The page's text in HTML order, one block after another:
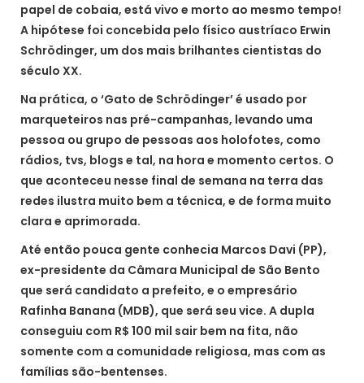
papel de cobaia, está vivo e morto ao mesmo tempo!
A hipótese foi concebida pelo físico austríaco Erwin
Schrödinger, um dos mais brilhantes cientistas do
século XX.
Na prática, o ‘Gato de Schrödinger’ é usado por
marqueteiros nas pré-campanhas, levando uma
pessoa ou grupo de pessoas aos holofotes, como
rádios, tvs, blogs e tal, na hora e momento certos. O
que aconteceu nesse final de semana na terra das
redes ilustra muito bem a técnica, e de forma muito
clara e aprimorada.
Até então pouca gente conhecia Marcos Davi (PP),
ex-presidente da Câmara Municipal de São Bento
que será candidato a prefeito, e o empresário
Rafinha Banana (MDB), que será seu vice. A dupla
conseguiu com R$ 100 mil sair bem na fita, não
somente com a comunidade religiosa, mas com as
famílias são-bentenses.